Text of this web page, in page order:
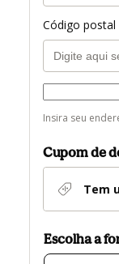
Código postal
Forma
de
entrega
Insira seu
Cupom de
Tem
Escolha a